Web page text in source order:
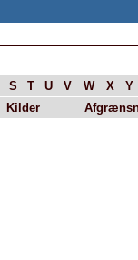
S T U V W X
Y
Kilder